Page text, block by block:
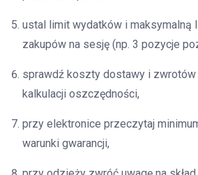
ustal limit wydatków i maksymalną
zakupów na sesję (np. 3 pozycje
sprawdź koszty dostawy i
kalkulacji oszczędności,
przy elektronice przeczytaj
warunki gwarancji,